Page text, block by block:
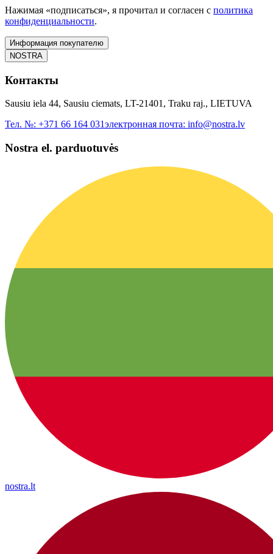
Нажимая «подписаться», я прочитал и согласен с политика
конфиденциальности.
Информация покупателю
NOSTRA
Контакты
Sausiu iela 44, Sausiu ciemats, LT-21401, Traku raj., LIETUVA
Тел. №: +371 66 164 031электронная почта: info@nostra.lv
Nostra el. parduotuvės
nostra.lt